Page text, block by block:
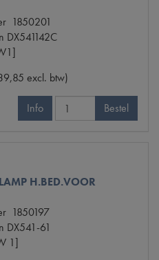
1850201
DX541142C
excl. btw)
Info Bestel
H.BED.VOOR
1850197
DX541-61
1]